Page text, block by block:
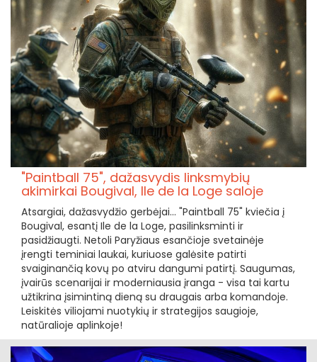
"Paintball 75", dažasvydis linksmybių
akimirkai Bougival, Ile de la Loge saloje
Atsargiai, dažasvydžio gerbėjai... "Paintball 75" kviečia į
Bougival, esantį Ile de la Loge, pasilinksminti ir
pasidžiaugti. Netoli Paryžiaus esančioje svetainėje
įrengti teminiai laukai, kuriuose galėsite patirti
svaiginančią kovų po atviru dangumi patirtį. Saugumas,
įvairūs scenarijai ir moderniausia įranga - visa tai kartu
užtikrina įsimintiną dieną su draugais arba komandoje.
Leiskitės viliojami nuotykių ir strategijos saugioje,
natūralioje aplinkoje!